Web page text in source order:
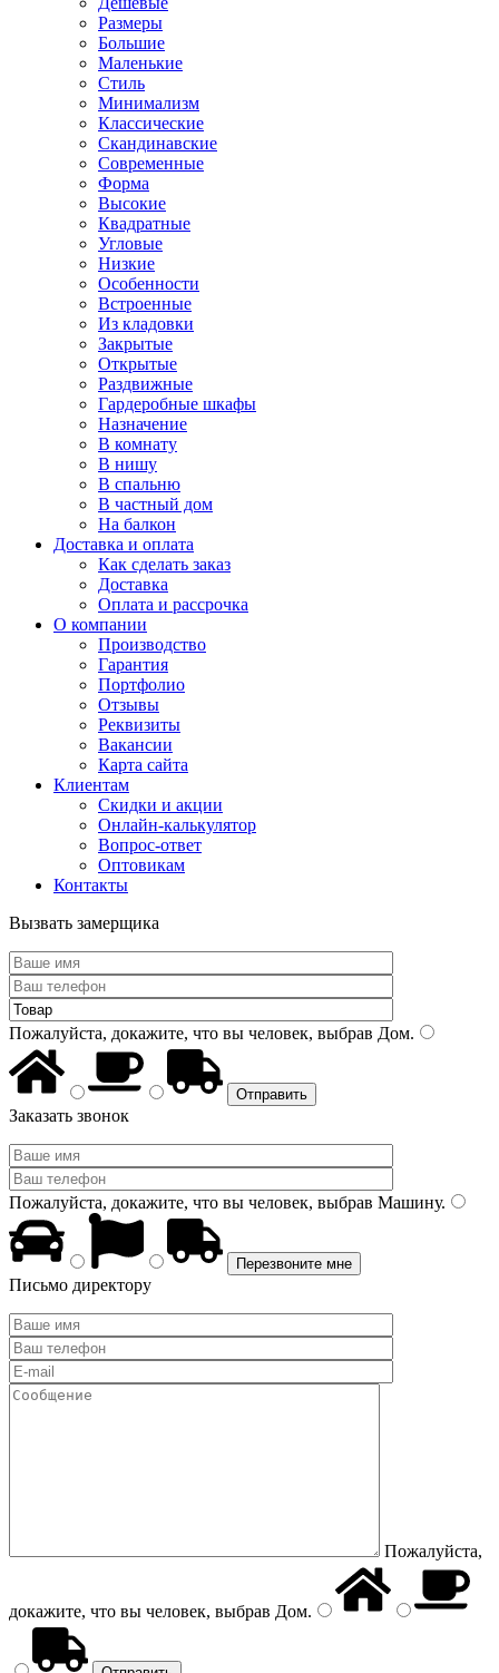
Размеры
Большие
Маленькие
Стиль
Минимализм
Классические
Скандинавские
Современные
Форма
Высокие
Квадратные
Угловые
Низкие
Особенности
Встроенные
Из кладовки
Закрытые
Открытые
Раздвижные
Гардеробные шкафы
Назначение
В комнату
В нишу
В спальню
В частный дом
На балкон
Доставка и оплата
Как сделать заказ
Доставка
Оплата и рассрочка
О компании
Производство
Гарантия
Портфолио
Отзывы
Реквизиты
Вакансии
Карта сайта
Клиентам
Скидки и акции
Онлайн-калькулятор
Вопрос-ответ
Оптовикам
Контакты
Вызвать замерщика
Пожалуйста, докажите, что вы человек, выбрав Дом.
Заказать звонок
Пожалуйста, докажите, что вы человек, выбрав Машину.
Письмо директору
Пожалуйста,
докажите, что вы человек, выбрав Дом.